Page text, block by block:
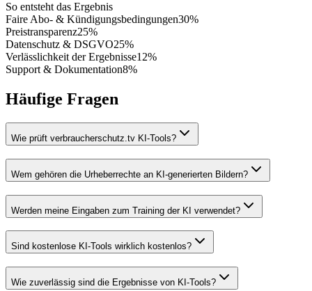
So entsteht das Ergebnis
Faire Abo- & Kündigungsbedingungen30%
Preistransparenz25%
Datenschutz & DSGVO25%
Verlässlichkeit der Ergebnisse12%
Support & Dokumentation8%
Häufige Fragen
Wie prüft verbraucherschutz.tv KI-Tools?
Wem gehören die Urheberrechte an KI-generierten Bildern?
Werden meine Eingaben zum Training der KI verwendet?
Sind kostenlose KI-Tools wirklich kostenlos?
Wie zuverlässig sind die Ergebnisse von KI-Tools?